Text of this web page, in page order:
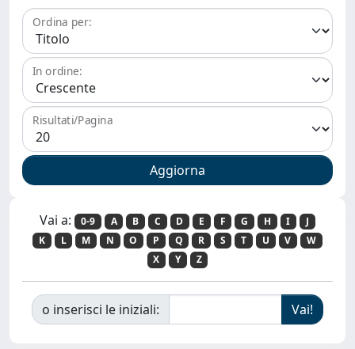
Ordina per:
In ordine:
Risultati/Pagina
Vai a: 0-9 A B C D E F G H I
J
K
L M N O P Q R S T U V
W
X
Y Z
o inserisci le iniziali: